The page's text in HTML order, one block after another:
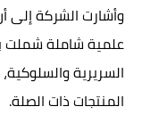
وأشارت الشركة إلى
علمية شاملة شملت
السريرية
المنتجات ذات الصلة.